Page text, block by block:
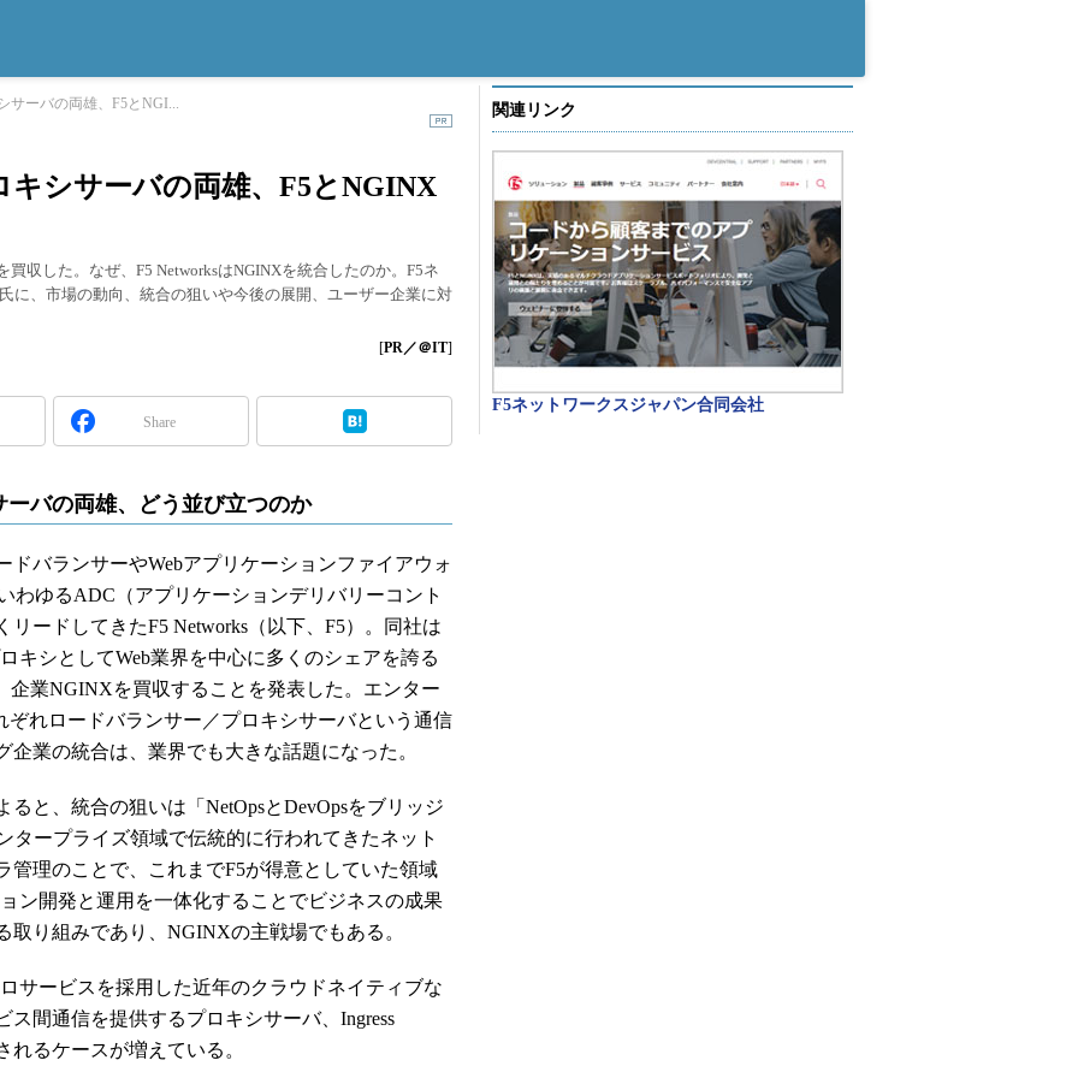
サーバの両雄、F5とNGI...
シサーバの両雄、F5とNGINX
買収した。なぜ、F5 NetworksはNGINXを統合したのか。F5ネ
に、市場の動向、統合の狙いや今後の展開、ユーザー企業に対
[PR／＠IT]
Share
バの両雄、どう並び立つのか
バランサーやWebアプリケーションファイアウォ
わゆるADC（アプリケーションデリバリーコント
ードしてきたF5 Networks（以下、F5）。同社は
キシとしてWeb業界を中心に多くのシェアを誇る
企業NGINXを買収することを発表した。エンター
ぞれロードバランサー／プロキシサーバという通信
業の統合は、業界でも大きな話題になった。
と、統合の狙いは「NetOpsとDevOpsをブリッジ
タープライズ領域で伝統的に行われてきたネット
管理のことで、これまでF5が得意としていた領域
ン開発と運用を一体化することでビジネスの成果
り組みであり、NGINXの主戦場でもある。
ービスを採用した近年のクラウドネイティブな
間通信を提供するプロキシサーバ、Ingress
れるケースが増えている。
関連リンク
F5ネットワークスジャパン合同会社